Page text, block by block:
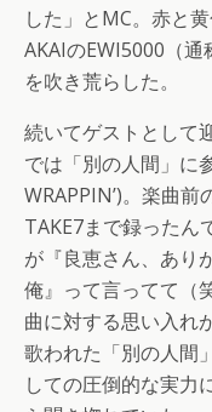
した」とMC。赤と
AKAIのEWI5000（
を吹き荒らした。
続いてゲストとして
では「別の人間」に
WRAPPIN’)。楽曲
TAKE7まで録ったん
が『良恵さん、あり
俺』って言ってて（
曲に対する思い入れ
歌われた「別の人間
しての圧倒的な実力